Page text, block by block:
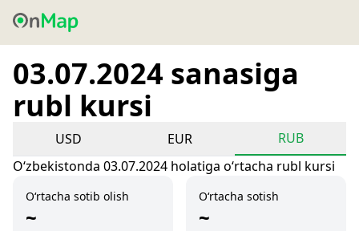
03.07.2024 sanasiga
rubl kursi
USD EUR
RUB
Oʻzbekistonda 03.07.2024 holatiga oʻrtacha rubl kursi
O‘rtacha sotib olish
~
O‘rtacha sotish
~